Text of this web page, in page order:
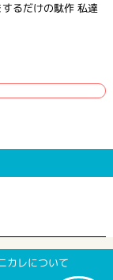
るだけの駄作 私達
カレについて